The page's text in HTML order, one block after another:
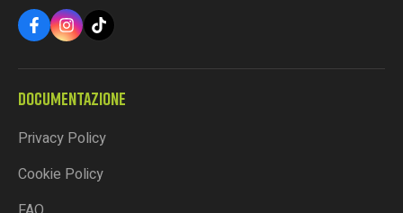
DOCUMENTAZIONE
Privacy Policy
Cookie Policy